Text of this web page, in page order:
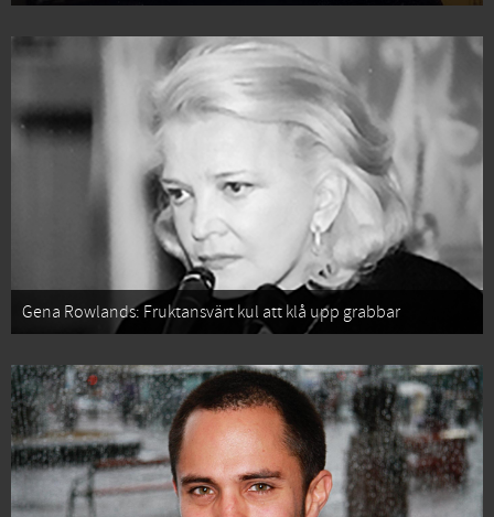
Gena Rowlands: Fruktansvärt kul att klå upp grabbar